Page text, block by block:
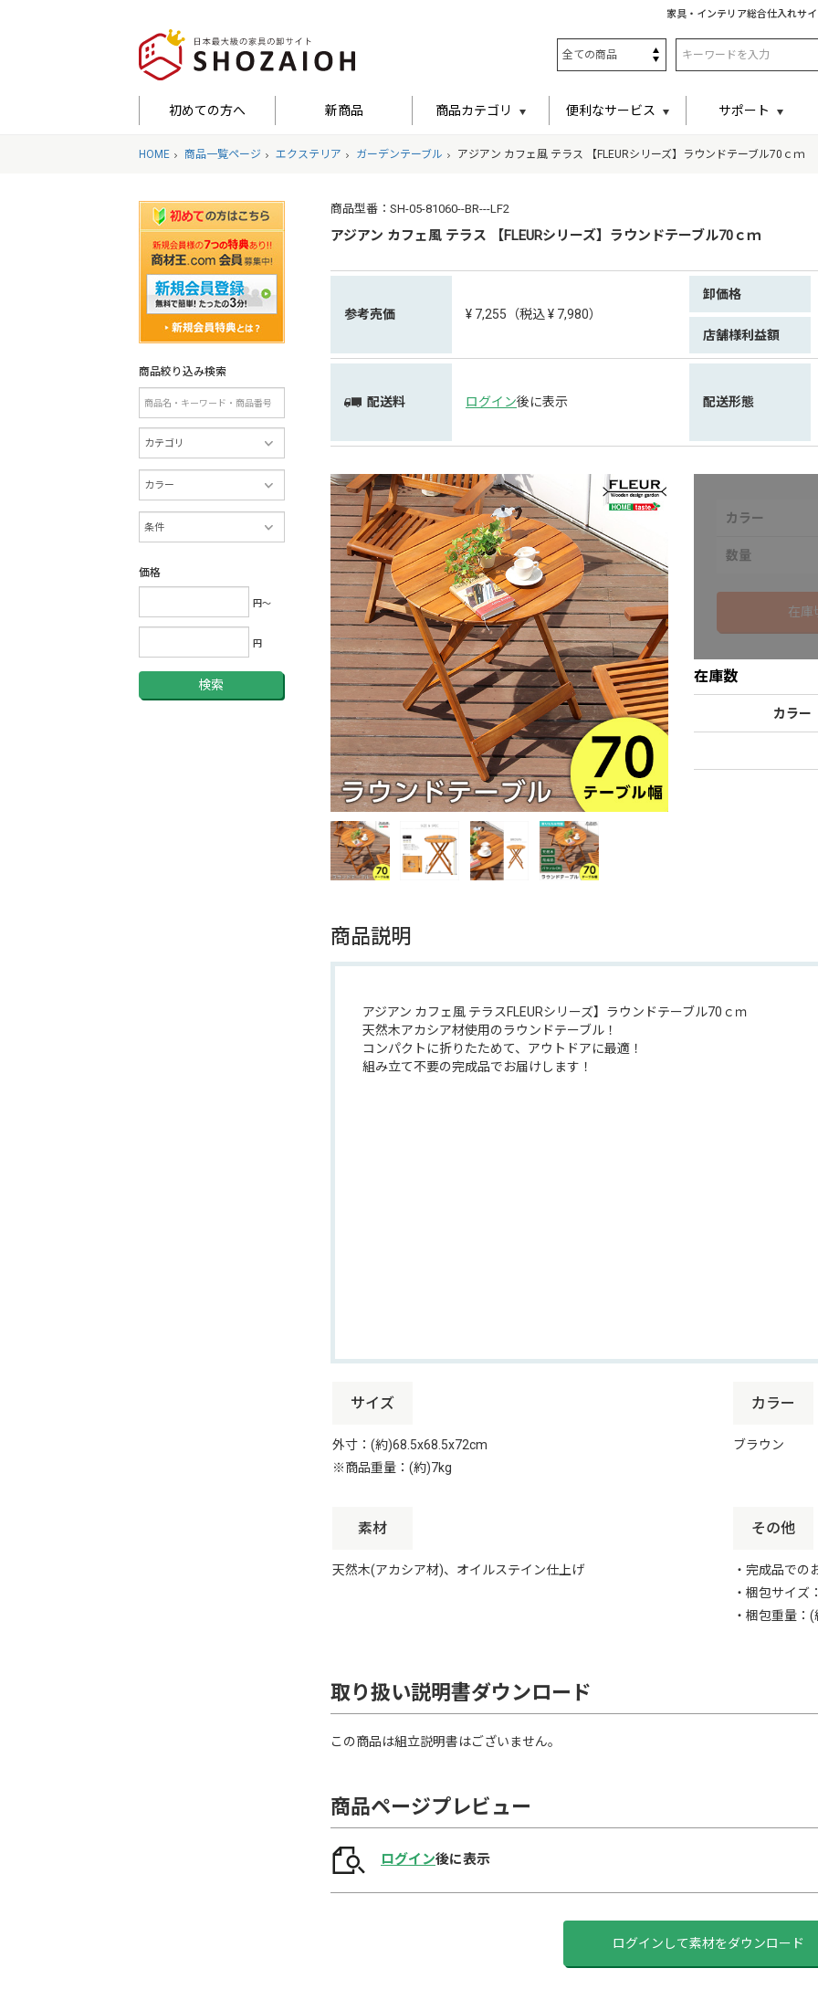
家具・インテリア総合仕入れサ
初めての方へ 新商品 商品カテゴリ 便利なサービス サポート
HOME 商品一覧ページ エクステリア ガーデンテーブル アジアン カフェ風 テラス 【FLEURシリーズ】ラウンドテーブル70ｃｍ
商品絞り込み検索
価格
円～
円
検索
商品型番：SH-05-81060--BR---LF2
アジアン カフェ風 テラス 【FLEURシリーズ】ラウンドテーブル70ｃｍ
参考売価 ¥ 7,255（税込 ¥ 7,980）
卸価格
店舗様利益額
配送料 ログイン後に表示 配送形態
カラー
数量
在庫
在庫数
カラー
商品説明
アジアン カフェ風 テラスFLEURシリーズ】ラウンドテーブル70ｃｍ
天然木アカシア材使用のラウンドテーブル！
コンパクトに折りたためて、アウトドアに最適！
組み立て不要の完成品でお届けします！
サイズ
外寸：(約)68.5x68.5x72cm
※商品重量：(約)7kg
カラー
ブラウン
素材
天然木(アカシア材)、オイルステイン仕上げ
その他
・完成品での
・梱包サイズ
・梱包重量：
取り扱い説明書ダウンロード
この商品は組立説明書はございません。
商品ページプレビュー
ログイン後に表示
ログインして素材をダウンロード